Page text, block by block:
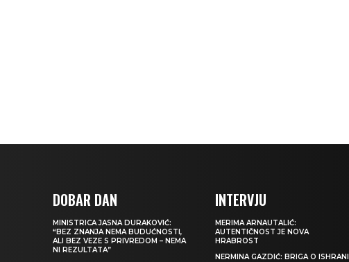
DOBAR DAN
MINISTRICA JASNA DURAKOVIĆ:
“BEZ ZNANJA NEMA BUDUĆNOSTI,
ALI BEZ VEZE S PRIVREDOM – NEMA
NI REZULTATA”
INTERVJU
MERIMA ARNAUTALIĆ:
AUTENTIČNOST JE NOVA
HRABROST
NERMINA GAZDIĆ: BRIGA O ISHRANI